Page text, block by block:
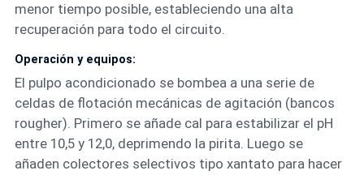
menor tiempo posible, estableciendo una alta
recuperación para todo el circuito.
Operación y equipos:
El pulpo acondicionado se bombea a una serie de
celdas de flotación mecánicas de agitación (bancos
rougher). Primero se añade cal para estabilizar el pH
entre 10,5 y 12,0, deprimendo la pirita. Luego se
añaden colectores selectivos tipo xantato para hacer